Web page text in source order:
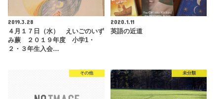
2019.3.28
４月１７日（水） えいごのいず
み蕨 ２０１９年度 小学1・
２・３年生入会…
2020.1.11
英語の近道
その他 未分類